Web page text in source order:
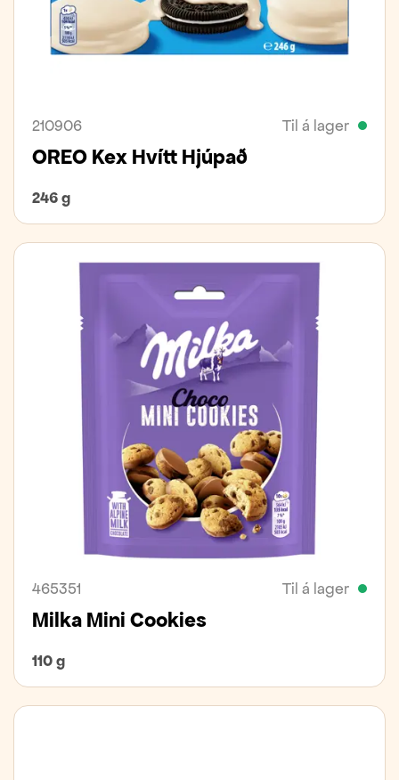
210906 Til á lager
OREO Kex Hvítt Hjúpað
246 g
465351 Til á lager
Milka Mini Cookies
110 g